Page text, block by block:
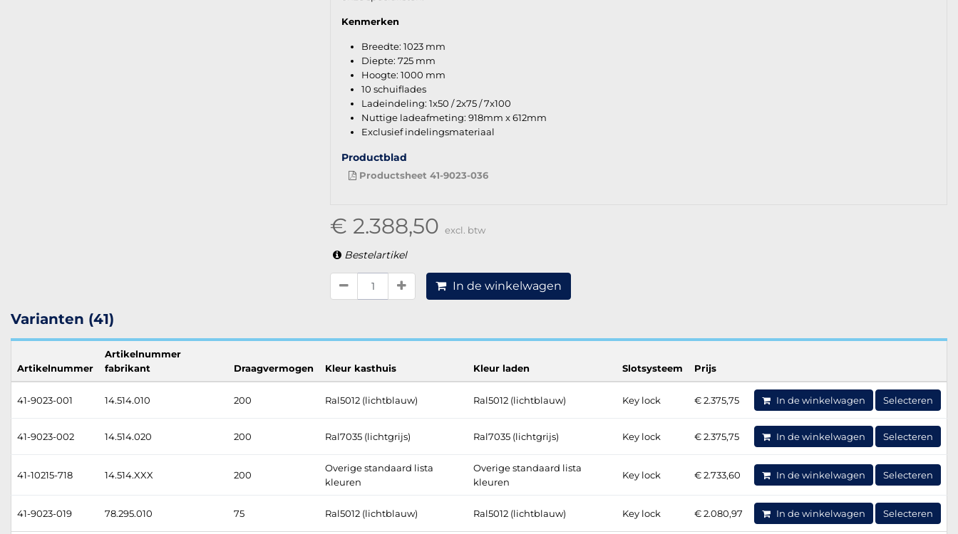
Kenmerken
Breedte: 1023 mm
Diepte: 725 mm
Hoogte: 1000 mm
10 schuiflades
Ladeindeling: 1x50 / 2x75 / 7x100
Nuttige ladeafmeting: 918mm x 612mm
Exclusief indelingsmateriaal
Productblad
Productsheet 41-9023-036
€ 2.388,50 excl. btw
Bestelartikel
In de winkelwagen
Varianten (41)
Artikelnummer
Artikelnummer
fabrikant
Draagvermogen Kleur kasthuis Kleur laden Slotsysteem Prijs
41-9023-001 14.514.010 200 Ral5012 (lichtblauw) Ral5012 (lichtblauw) Key lock € 2.375,75 In de winkelwagen Selecteren
41-9023-002 14.514.020 200 Ral7035 (lichtgrijs) Ral7035 (lichtgrijs) Key lock € 2.375,75 In de winkelwagen Selecteren
41-10215-718 14.514.XXX 200
Overige standaard lista
kleuren
Overige standaard lista
kleuren
Key lock € 2.733,60 In de winkelwagen Selecteren
41-9023-019 78.295.010 75 Ral5012 (lichtblauw) Ral5012 (lichtblauw) Key lock € 2.080,97 In de winkelwagen Selecteren